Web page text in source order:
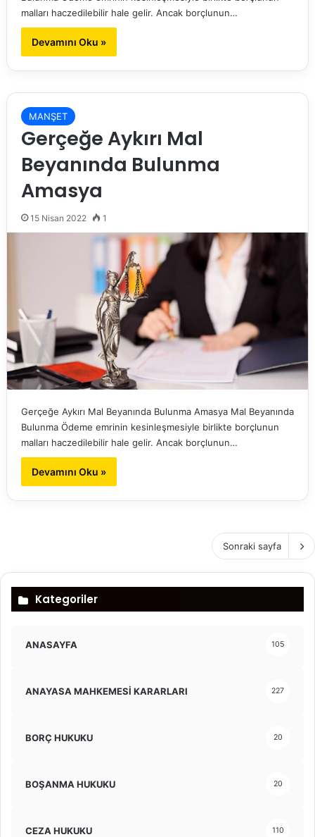
malları haczedilebilir hale gelir. Ancak borçlunun…
Devamını Oku »
MANŞET
Gerçeğe Aykırı Mal
Beyanında Bulunma
Amasya
15 Nisan 2022 1
Gerçeğe Aykırı Mal Beyanında Bulunma Amasya Mal Beyanında
Bulunma Ödeme emrinin kesinleşmesiyle birlikte borçlunun
malları haczedilebilir hale gelir. Ancak borçlunun…
Devamını Oku »
Sonraki sayfa
Kategoriler
ANASAYFA 105
ANAYASA MAHKEMESİ KARARLARI 227
BORÇ HUKUKU 20
BOŞANMA HUKUKU 20
CEZA HUKUKU 110